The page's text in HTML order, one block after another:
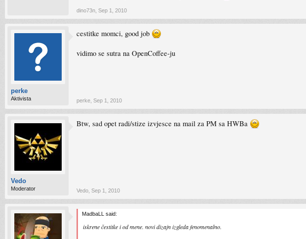
dino73n Sep 1, 2010
perke
Aktivista
cestitke momci, good job
vidimo se sutra na OpenCoffee-ju
perke Sep 1, 2010
Vedo
Moderator
Btw, sad opet radi/stize izvjesce na mail za PM sa HWBa
Vedo Sep 1, 2010
MadbaLL said:
iskrene čestitke i od mene. novi dizajn izgleda fenomenalno.